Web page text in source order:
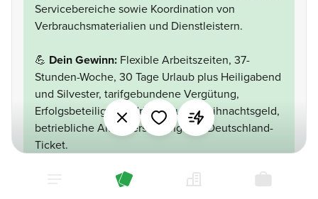
Servicebereiche sowie Koordination von
Verbrauchsmaterialien und Dienstleistern.
💪 Dein Gewinn: Flexible Arbeitszeiten, 37-
Stunden-Woche, 30 Tage Urlaub plus Heiligabend
und Silvester, tarifgebundene Vergütung,
Erfolgsbeteiligung, Urlaubs- und Weihnachtsgeld,
betriebliche Altersversorgung und Deutschland-
Ticket.
Frankfurt am Main
Teilweise Remote